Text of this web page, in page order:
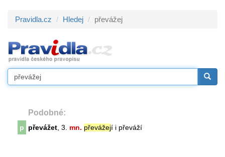
Pravidla.cz Hledej převážej
Podobné:
p převážet , 3. mn. převážejí i převáží